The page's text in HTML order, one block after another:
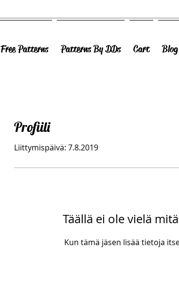
Free Patterns Patterns By DDs Cart Blog
Profiili
Liittymispäivä: 7.8.2019
Täällä ei ole vielä
Kun tämä jäsen lisää tietoja